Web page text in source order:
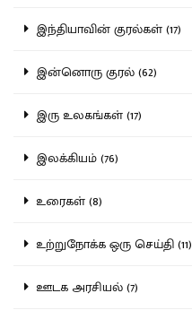
இந்தியாவின் குரல்கள் (17)
இன்னொரு குரல் (62)
இரு உலகங்கள் (17)
இலக்கியம் (76)
உரைகள் (8)
உற்றுநோக்க ஒரு செய்தி (11)
ஊடக அரசியல் (7)